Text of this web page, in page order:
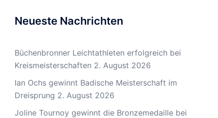
Neueste Nachrichten
Büchenbronner Leichtathleten erfolgreich bei
Kreismeisterschaften 2. August 2026
Ian Ochs gewinnt Badische Meisterschaft im
Dreisprung 2. August 2026
Joline Tournoy gewinnt die Bronzemedaille bei